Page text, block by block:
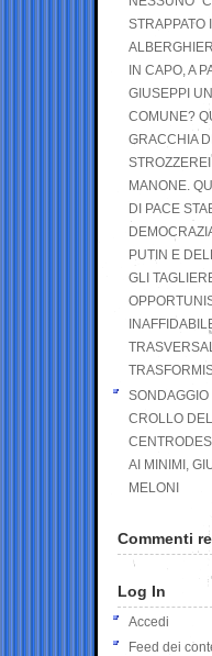
STRAPPATO
IN CAPO, A
GIUSEPPI
COMUNE?
GRACCHIA
MANONE.
DI PACE
PUTIN E
GLI
CROLLO DEL
AI MINIMI,
MELONI
Commenti
Log In
Accedi
Feed dei